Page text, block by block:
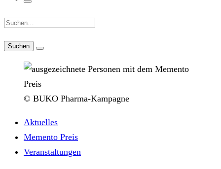
Suche:
© BUKO Pharma-Kampagne
Aktuelles
Memento Preis
Veranstaltungen